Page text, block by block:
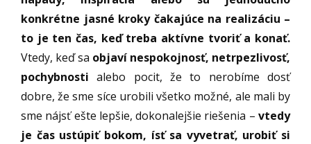
konkrétne jasné kroky čakajúce na realizáciu –
to je ten čas, keď treba aktívne tvoriť a konať.
Vtedy, keď sa objaví nespokojnosť, netrpezlivosť,
pochybnostialebo pocit, že to nerobíme dosť
dobre, že sme síce urobili všetko možné, ale mali by
sme nájsť ešte lepšie, dokonalejšie riešenia – vtedy
je čas ustúpiť bokom, ísť sa vyvetrať, urobiť si